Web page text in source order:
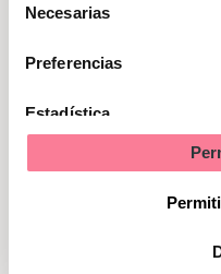
Necesarias
Preferencias
Estadística